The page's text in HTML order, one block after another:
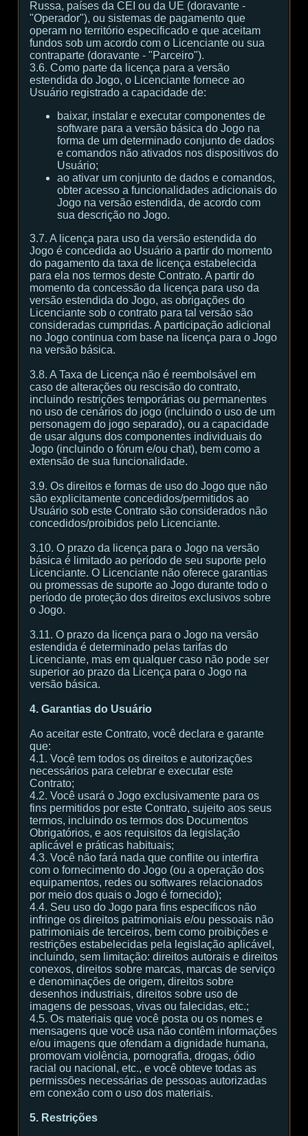
Russa, países da CEI ou da UE (doravante -
"Operador"), ou sistemas de pagamento que
operam no território especificado e que aceitam
fundos sob um acordo com o Licenciante ou sua
contraparte (doravante - "Parceiro").
3.6. Como parte da licença para a versão
estendida do Jogo, o Licenciante fornece ao
Usuário registrado a capacidade de:
baixar, instalar e executar componentes de
software para a versão básica do Jogo na
forma de um determinado conjunto de dados
e comandos não ativados nos dispositivos do
Usuário;
ao ativar um conjunto de dados e comandos,
obter acesso a funcionalidades adicionais do
Jogo na versão estendida, de acordo com
sua descrição no Jogo.
3.7. A licença para uso da versão estendida do
Jogo é concedida ao Usuário a partir do momento
do pagamento da taxa de licença estabelecida
para ela nos termos deste Contrato. A partir do
momento da concessão da licença para uso da
versão estendida do Jogo, as obrigações do
Licenciante sob o contrato para tal versão são
consideradas cumpridas. A participação adicional
no Jogo continua com base na licença para o Jogo
na versão básica.
3.8. A Taxa de Licença não é reembolsável em
caso de alterações ou rescisão do contrato,
incluindo restrições temporárias ou permanentes
no uso de cenários do jogo (incluindo o uso de um
personagem do jogo separado), ou a capacidade
de usar alguns dos componentes individuais do
Jogo (incluindo o fórum e/ou chat), bem como a
extensão de sua funcionalidade.
3.9. Os direitos e formas de uso do Jogo que não
são explicitamente concedidos/permitidos ao
Usuário sob este Contrato são considerados não
concedidos/proibidos pelo Licenciante.
3.10. O prazo da licença para o Jogo na versão
básica é limitado ao período de seu suporte pelo
Licenciante. O Licenciante não oferece garantias
ou promessas de suporte ao Jogo durante todo o
período de proteção dos direitos exclusivos sobre
o Jogo.
3.11. O prazo da licença para o Jogo na versão
estendida é determinado pelas tarifas do
Licenciante, mas em qualquer caso não pode ser
superior ao prazo da Licença para o Jogo na
versão básica.
4. Garantias do Usuário
Ao aceitar este Contrato, você declara e garante
que:
4.1. Você tem todos os direitos e autorizações
necessários para celebrar e executar este
Contrato;
4.2. Você usará o Jogo exclusivamente para os
fins permitidos por este Contrato, sujeito aos seus
termos, incluindo os termos dos Documentos
Obrigatórios, e aos requisitos da legislação
aplicável e práticas habituais;
4.3. Você não fará nada que conflite ou interfira
com o fornecimento do Jogo (ou a operação dos
equipamentos, redes ou softwares relacionados
por meio dos quais o Jogo é fornecido);
4.4. Seu uso do Jogo para fins específicos não
infringe os direitos patrimoniais e/ou pessoais não
patrimoniais de terceiros, bem como proibições e
restrições estabelecidas pela legislação aplicável,
incluindo, sem limitação: direitos autorais e direitos
conexos, direitos sobre marcas, marcas de serviço
e denominações de origem, direitos sobre
desenhos industriais, direitos sobre uso de
imagens de pessoas, vivas ou falecidas, etc.;
4.5. Os materiais que você posta ou os nomes e
mensagens que você usa não contêm informações
e/ou imagens que ofendam a dignidade humana,
promovam violência, pornografia, drogas, ódio
racial ou nacional, etc., e você obteve todas as
permissões necessárias de pessoas autorizadas
em conexão com o uso dos materiais.
5. Restrições